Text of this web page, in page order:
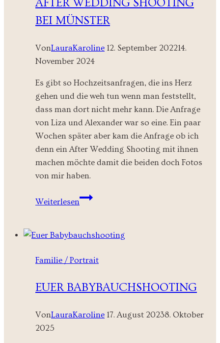
BEI MÜNSTER
VonLauraKaroline 12. September 202214.
November 2024
Es gibt so Hochzeitsanfragen, die ins Herz
gehen und die weh tun wenn man feststellt,
dass man dort nicht mehr kann. Die Anfrage
von Liza und Alexander war so eine. Ein paar
Wochen später aber kam die Anfrage ob ich
denn ein After Wedding Shooting mit ihnen
machen möchte damit die beiden doch Fotos
von mir haben.
Weiterlesen
After
bei
Familie / Portrait
EUER BABYBAUCHSHOOTING
VonLauraKaroline 17. August 20238. Oktober
2025